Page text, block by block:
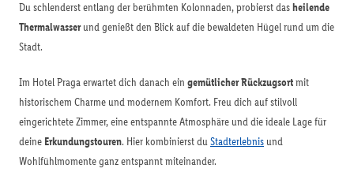
Du schlenderst entlang der berühmten Kolonnaden, probierst dasheilende
Thermalwasserund genießt den Blick auf die bewaldeten Hügel rund um die
Stadt.
Im Hotel Praga erwartet dich danach ein gemütlicher Rückzugsortmit
historischem Charme und modernem Komfort. Freu dich auf stilvoll
eingerichtete Zimmer, eine entspannte Atmosphäre und die ideale Lage für
deine Erkundungstouren. Hier kombinierst duStadterlebnis und
Wohlfühlmomente ganz entspannt miteinander.